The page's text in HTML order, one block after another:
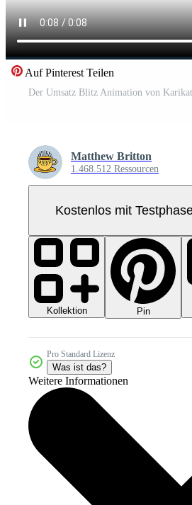
Auf Pinterest Teilen
Matthew Britton
1.468.512 Ressourcen
Kostenlos mit
Kollektion Pin
Pro Standard Lizenz
Was ist das?
Weitere Informationen